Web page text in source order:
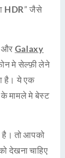
HDR” जैसे
और Galaxy
मे सेल्फ़ी लेने
है। ये एक
मामले मे बेस्ट
है। तो आपको
देखना चाहिए